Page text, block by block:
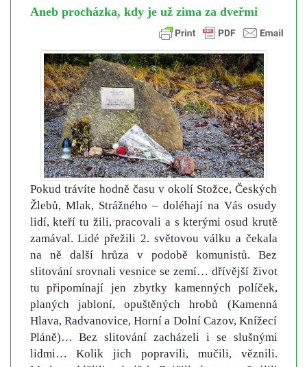
Aneb procházka, kdy je už zima za dveřmi
Pokud trávíte hodně času v okolí Stožce, Českých
Žlebů, Mlak, Strážného – doléhají na Vás osudy
lidí, kteří tu žili, pracovali a s kterými osud krutě
zamával. Lidé přežili 2. světovou válku a čekala
na ně další hrůza v podobě komunistů. Bez
slitování srovnali vesnice se zemí… dřívější život
tu připomínají jen zbytky kamenných políček,
planých jabloní, opuštěných hrobů (Kamenná
Hlava, Radvanovice, Horní a Dolní Cazov, Knížecí
Pláně)… Bez slitování zacházeli i se slušnými
lidmi… Kolik jich popravili, mučili, věznili.